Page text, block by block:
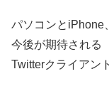
パソコンとiPhone
今後が期待される
Twitterクライアン